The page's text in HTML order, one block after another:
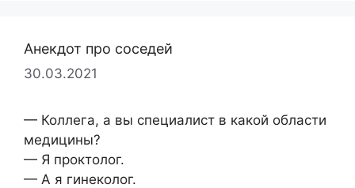
Анекдот про соседей
30.03.2021
— Коллега, а вы специалист в какой области
медицины?
— Я проктолог.
— А я гинеколог.